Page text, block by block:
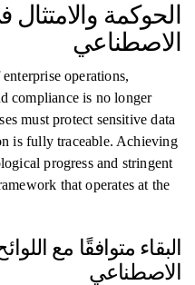
الحوكمة
الاصطناعي
operations,
compliance is no longer
must protect sensitive data
is fully traceable. Achieving
progress and stringent
that operates at the
البقاء متوافقًا مع
الاصطناعي